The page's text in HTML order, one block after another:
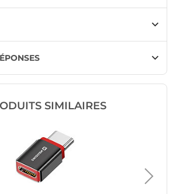
SIMILAIRES